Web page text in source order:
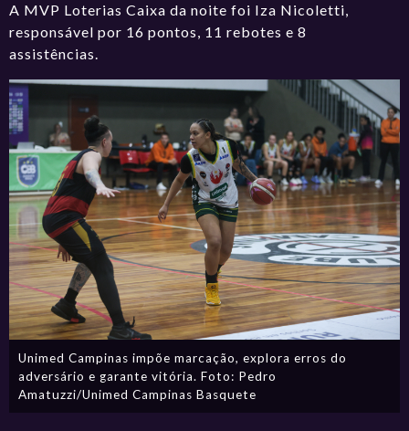
A MVP Loterias Caixa da noite foi Iza Nicoletti,
responsável por 16 pontos, 11 rebotes e 8
assistências.
Unimed Campinas impõe marcação, explora erros do
adversário e garante vitória. Foto: Pedro
Amatuzzi/Unimed Campinas Basquete